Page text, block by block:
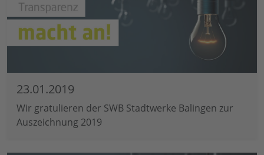
23.01.2019
Wir gratulieren der SWB Stadtwerke Balingen zur
Auszeichnung 2019